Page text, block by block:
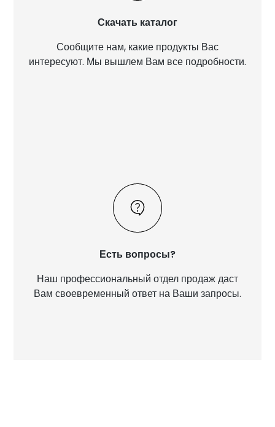
Скачать каталог
Сообщите нам, какие продукты Вас
интересуют. Мы вышлем Вам все подробности.
Есть вопросы?
Наш профессиональный отдел продаж даст
Вам своевременный ответ на Ваши запросы.